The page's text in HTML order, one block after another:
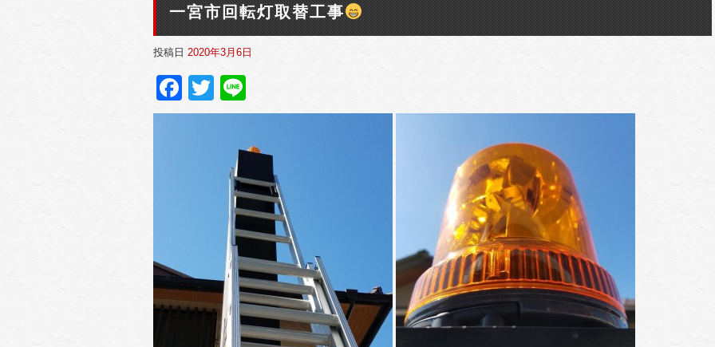
一宮市回転灯取替工事
投稿日 2020年3月6日
Facebook
Twitter